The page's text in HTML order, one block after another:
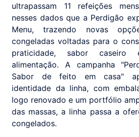
ultrapassam 11 refeições
nesses dados que a Perdigão
Menu, trazendo novas
congeladas voltadas para o
praticidade, sabor
alimentação. A campanha
Sabor de feito em casa"
identidade da linha, com
logo renovado e um portfólio
das massas, a linha passa a
congelados.